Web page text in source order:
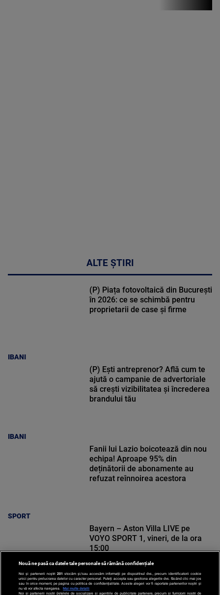
ALTE ȘTIRI
IBANI
(P) Piața fotovoltaică din București
în 2026: ce se schimbă pentru
proprietarii de case și firme
IBANI
(P) Ești antreprenor? Află cum te
ajută o campanie de advertoriale
să crești vizibilitatea și încrederea
brandului tău
SPORT
Fanii lui Lazio boicotează din nou
echipa! Aproape 95% din
deținătorii de abonamente au
refuzat reînnoirea acestora
Bayern – Aston Villa LIVE pe
VOYO SPORT 1, vineri, de la ora
15:00
Nouă ne pasă ca datele tale personale să rămână confidențiale
Noi și partenerii noștri 201 stocăm și/sau accesăm informații pe dispozitivul dvs., precum identificatorii cookie
unici pentru prelucrarea datelor cu caracter personal. Puteți accepta sau gestiona alegerile dvs. făcând clic mai jos
sau în orice moment, pe pagina cu politica de confidențialitate. Aceste alegeri vor fi raportate partenerilor noștri și
nu vă vor afecta navigarea.
Mai multe detalii
Noi si partenerii nostri (retelele de socializare si agentiile de publicitate partenere, precum si furnizorii nostri de